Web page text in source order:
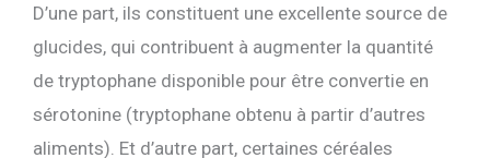
D’une part, ils constituent une excellente source de
glucides, qui contribuent à augmenter la quantité
de tryptophane disponible pour être convertie en
sérotonine (tryptophane obtenu à partir d’autres
aliments). Et d’autre part, certaines céréales